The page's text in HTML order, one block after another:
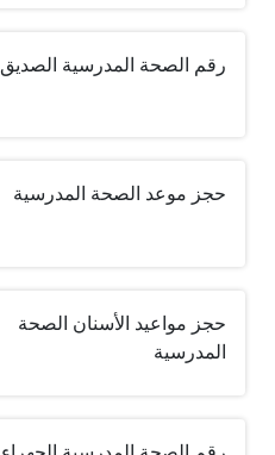
رقم الصحة المدرسية الصديق
حجز موعد الصحة المدرسية
حجز مواعيد الأسنان الصحة
المدرسية